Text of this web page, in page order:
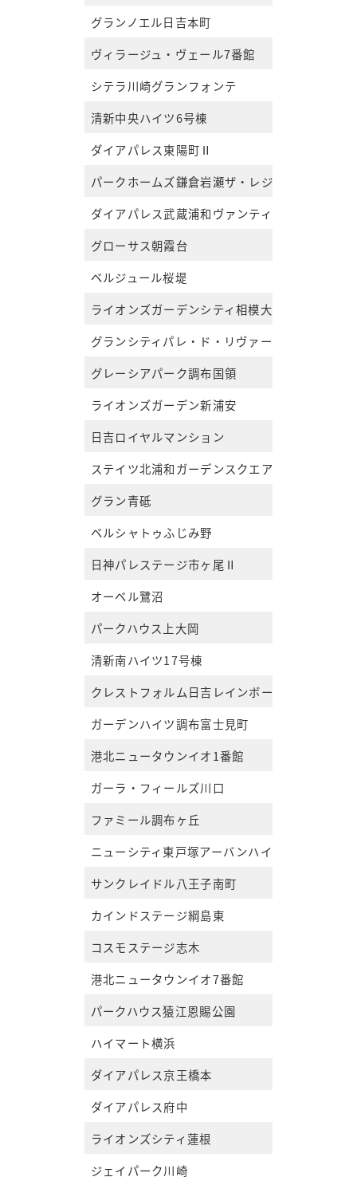
グランノエル日吉本町
ヴィラージュ・ヴェール7番館
シテラ川崎グランフォンテ
清新中央ハイツ6号棟
ダイアパレス東陽町Ⅱ
パークホームズ鎌倉岩瀬ザ・レジデンス
ダイアパレス武蔵浦和ヴァンティエム
グローサス朝霞台
ベルジュール桜堤
ライオンズガーデンシティ相模大野
グランシティパレ・ド・リヴァージュ
グレーシアパーク調布国領
ライオンズガーデン新浦安
日吉ロイヤルマンション
ステイツ北浦和ガーデンスクエア
グラン青砥
ベルシャトゥふじみ野
日神パレステージ市ヶ尾Ⅱ
オーベル鷺沼
パークハウス上大岡
清新南ハイツ17号棟
クレストフォルム日吉レインボーズヒルパーク
ガーデンハイツ調布富士見町
港北ニュータウンイオ1番館
ガーラ・フィールズ川口
ファミール調布ヶ丘
ニューシティ東戸塚アーバンハイツ丘の街6号棟
サンクレイドル八王子南町
カインドステージ綱島東
コスモステージ志木
港北ニュータウンイオ7番館
パークハウス猿江恩賜公園
ハイマート横浜
ダイアパレス京王橋本
ダイアパレス府中
ライオンズシティ蓮根
ジェイパーク川崎